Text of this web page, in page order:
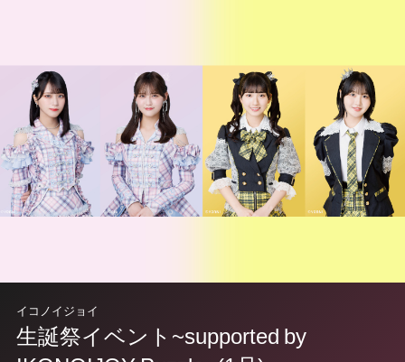
イコノイジョイ
生誕祭イベント~supported by